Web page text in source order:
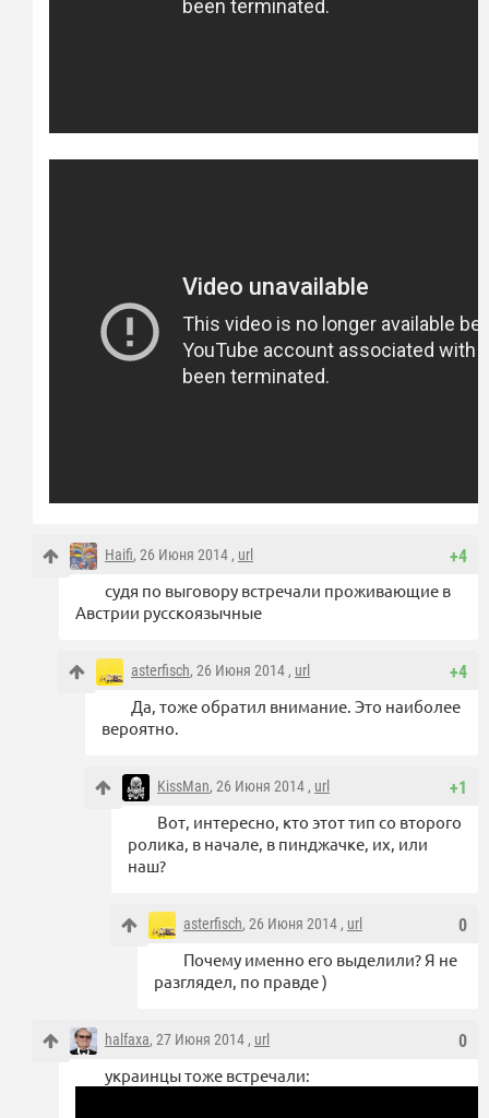
+4
Haifi, 26 Июня 2014 , url
судя по выговору встречали проживающие в
Австрии русскоязычные
+4
asterfisch, 26 Июня 2014 , url
Да, тоже обратил внимание. Это наиболее
вероятно.
+1
KissMan, 26 Июня 2014 , url
Вот, интересно, кто этот тип со второго
ролика, в начале, в пинджачке, их, или
наш?
0
asterfisch, 26 Июня 2014 , url
Почему именно его выделили? Я не
разглядел, по правде )
0
halfaxa, 27 Июня 2014 , url
украинцы тоже встречали: